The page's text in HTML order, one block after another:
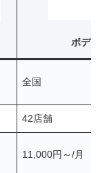
ボデ
全国
42店舗
11,000円～/月